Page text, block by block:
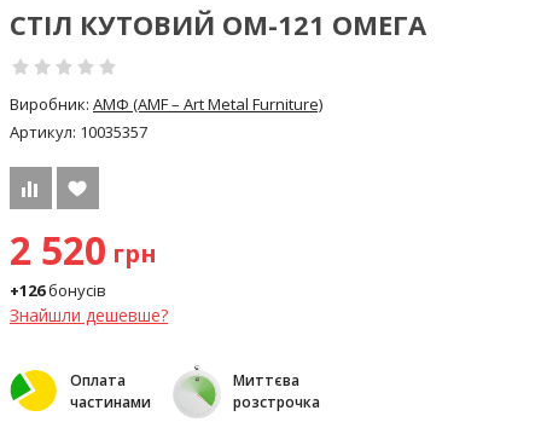
СТІЛ КУТОВИЙ ОМ-121 ОМЕГА
Виробник: АМФ (AMF – Art Metal Furniture)
Артикул: 10035357
2 520 грн
+126бонусів
Знайшли дешевше?
Оплата
частинами
Миттєва
розстрочка